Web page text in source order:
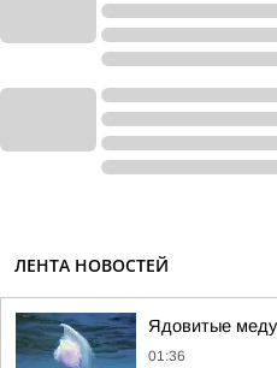
ЛЕНТА НОВОСТЕЙ
Ядовитые
01:36